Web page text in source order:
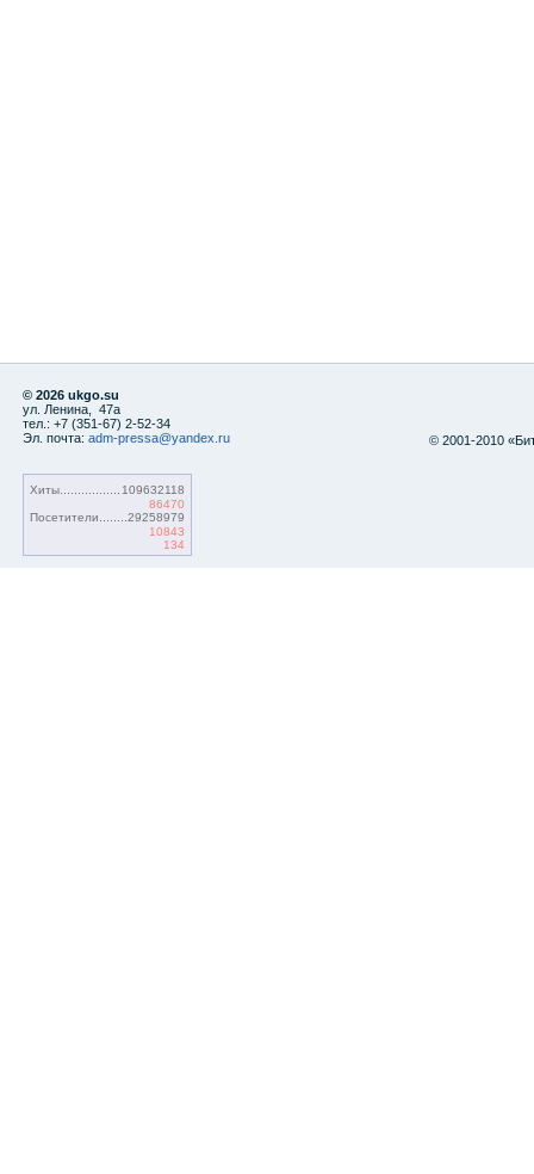
© 2026 ukgo.su
ул. Ленина, 47а
тел.: +7 (351-67) 2-52-34
Эл. почта: adm-pressa@yandex.ru
Хиты
109632118
86470
Посетители
29258979
10843
134
© 2001-2010